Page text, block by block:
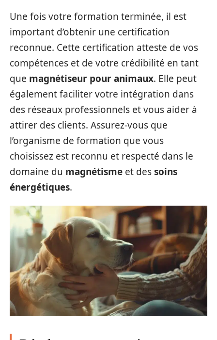
Une fois votre formation terminée, il est
important d’obtenir une certification
reconnue. Cette certification atteste de vos
compétences et de votre crédibilité en tant
que magnétiseur pour animaux. Elle peut
également faciliter votre intégration dans
des réseaux professionnels et vous aider à
attirer des clients. Assurez-vous que
l’organisme de formation que vous
choisissez est reconnu et respecté dans le
domaine du magnétisme et dessoins
énergétiques.